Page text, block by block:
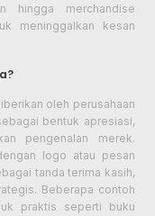
hingga merchandise
meninggalkan kesan
oleh perusahaan
bentuk apresiasi,
pengenalan merek.
logo atau pesan
tanda terima kasih,
Beberapa contoh
praktis seperti buku